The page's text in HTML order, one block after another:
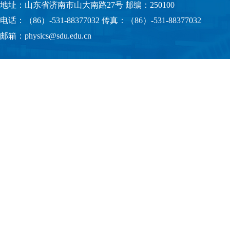
地址：山东省济南市山大南路27号 邮编：250100
电话：（86）-531-88377032 传真：（86）-531-88377032
邮箱：physics@sdu.edu.cn